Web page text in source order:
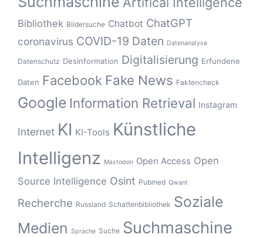
Bibliothek Bildersuche Chatbot ChatGPT
coronavirus COVID-19 Daten Datenanalyse
Datenschutz Desinformation Digitalisierung Erfundene
Daten Facebook Fake News Faktencheck
Google Information Retrieval Instagram
Internet KI KI-Tools Künstliche
Intelligenz Mastodon Open Access Open
Source Intelligence Osint Pubmed Qwant
Recherche Russland Schattenbibliothek Soziale
Medien Sprache Suche Suchmaschine